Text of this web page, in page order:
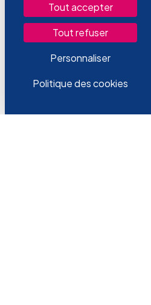
Tout accepter
Tout refuser
Personnaliser
Politique des cookies